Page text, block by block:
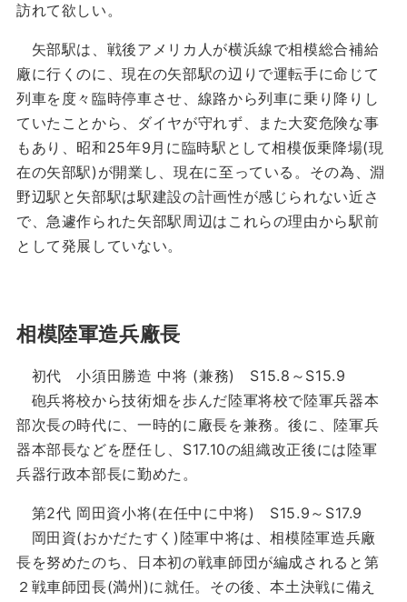
訪れて欲しい。
矢部駅は、戦後アメリカ人が横浜線で相模総合補給
廠に行くのに、現在の矢部駅の辺りで運転手に命じて
列車を度々臨時停車させ、線路から列車に乗り降りし
ていたことから、ダイヤが守れず、また大変危険な事
もあり、昭和25年9月に臨時駅として相模仮乗降場(現
在の矢部駅)が開業し、現在に至っている。その為、淵
野辺駅と矢部駅は駅建設の計画性が感じられない近さ
で、急遽作られた矢部駅周辺はこれらの理由から駅前
として発展していない。
相模陸軍造兵廠長
初代 小須田勝造 中将 (兼務) S15.8～S15.9
砲兵将校から技術畑を歩んだ陸軍将校で陸軍兵器本
部次長の時代に、一時的に廠長を兼務。後に、陸軍兵
器本部長などを歴任し、S17.10の組織改正後には陸軍
兵器行政本部長に勤めた。
第2代 岡田資小将(在任中に中将) S15.9～S17.9
岡田資(おかだたすく)陸軍中将は、相模陸軍造兵廠
長を努めたのち、日本初の戦車師団が編成されると第
２戦車師団長(満州)に就任。その後、本土決戦に備え